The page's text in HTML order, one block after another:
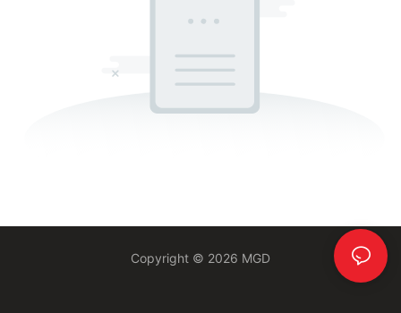
Copyright © 2026 MGD